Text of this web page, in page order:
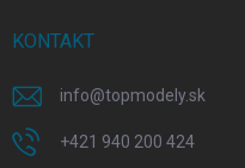
KONTAKT
info@topmodely.sk
+421 940 200 424